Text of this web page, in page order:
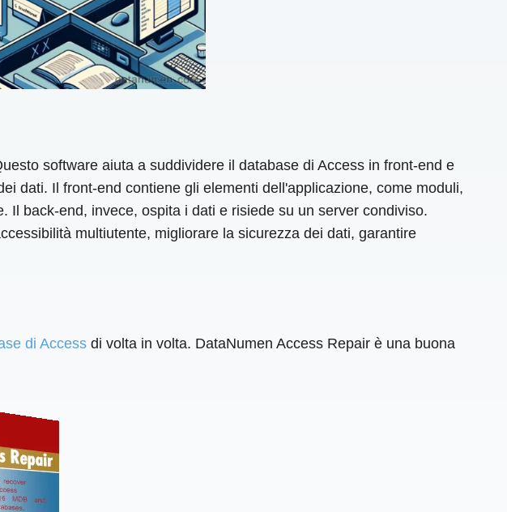
software aiuta a suddividere il database di Access in front-end e
dati. Il front-end contiene gli elementi dell'applicazione, come moduli,
back-end, invece, ospita i dati e risiede su un server condiviso.
multiutente, migliorare la sicurezza dei dati, garantire
di Accessdi volta in volta. DataNumen Access Repair è una buona